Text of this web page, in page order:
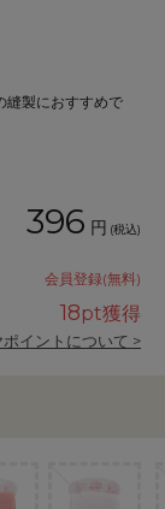
縫製におすすめで
396 円 (税込)
会員登録(無料)
18pt獲得
イントについて >